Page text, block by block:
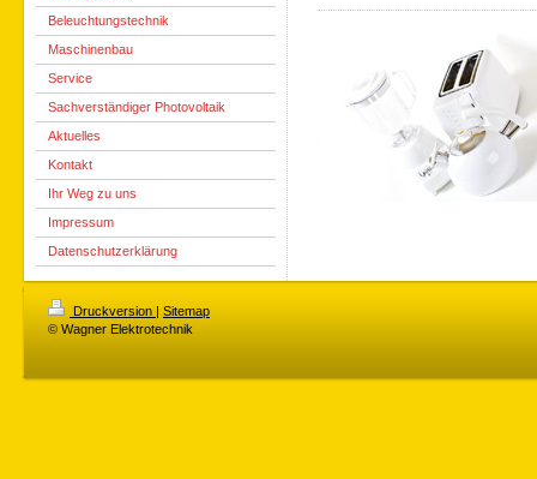
Beleuchtungstechnik
Maschinenbau
Service
Sachverständiger Photovoltaik
Aktuelles
Kontakt
Ihr Weg zu uns
Impressum
Datenschutzerklärung
Druckversion | Sitemap
© Wagner Elektrotechnik